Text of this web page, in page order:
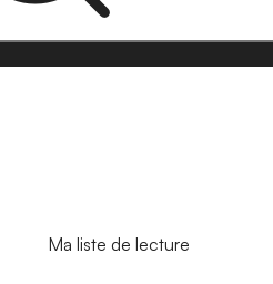
Ma liste de lecture